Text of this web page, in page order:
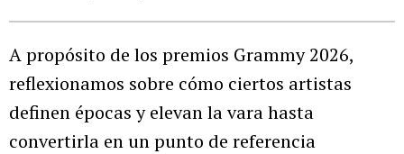
A propósito de los premios Grammy 2026,
reflexionamos sobre cómo ciertos artistas
definen épocas y elevan la vara hasta
convertirla en un punto de referencia